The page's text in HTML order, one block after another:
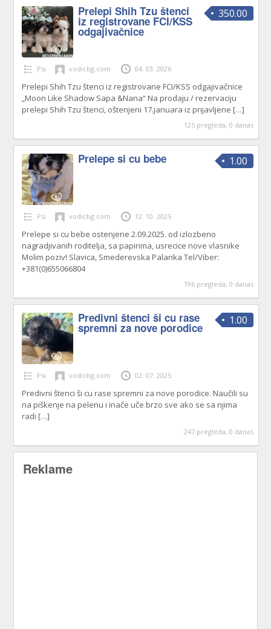
350.00
Prelepi Shih Tzu štenci
iz registrovane FCI/KSS
odgajivačnice
Psi vodicbg.com 04. 03. 2026
Prelepi Shih Tzu štenci iz registrovane FCI/KSS odgajivačnice
„Moon Like Shadow Sapa &Nana“ Na prodaju / rezervaciju
prelepi Shih Tzu štenci, oštenjeni 17.januara iz prijavljene […]
125 pregleda, 0 danas
1.00
Prelepe si cu bebe
Psi vodicbg.com 12. 10. 2025
Prelepe si cu bebe ostenjene 2.09.2025. od izlozbeno
nagradjivanih roditelja, sa papirima, usrecice nove vlasnike
Molim poziv! Slavica, Smederevska Palanka Tel/Viber:
+381(0)655066804
196 pregleda, 0 danas
1.00
Predivni štenci ši cu rase
spremni za nove porodice
Psi vodicbg.com 02. 07. 2025
Predivni štenci ši cu rase spremni za nove porodice. Naučili su
na piškenje na pelenu i inače uče brzo sve ako se sa njima
radi […]
247 pregleda, 0 danas
Reklame